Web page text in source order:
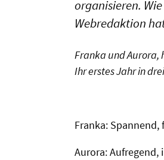
organisieren.
Webredaktion
Franka und Aurora,
Ihr erstes Jahr in
Franka:
Aurora: